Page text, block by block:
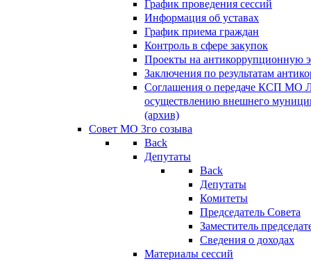
График проведения сессий
Информация об уставах
График приема граждан
Контроль в сфере закупок
Проекты на антикоррупционную
Заключения по результатам
Соглашения о передаче КСП МО
осуществлению внешнего
(архив)
Совет МО 3го созыва
Back
Депутаты
Back
Депутаты
Комитеты
Председатель Совета
Заместитель
Сведения о доходах
Материалы сессий